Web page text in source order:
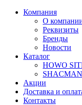
Компания
О
Реквизиты
Бренды
Новости
Каталог
HOWO
SHACMAN
Акции
Доставка и
Контакты